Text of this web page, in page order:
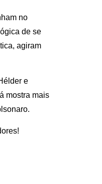
no
de se
agiram
e
mostra mais